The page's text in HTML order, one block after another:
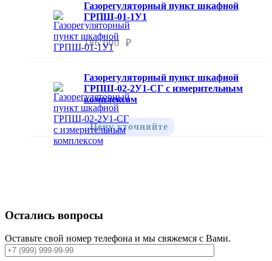
Газорегуляторный пункт шкафной
ГРПШ-01-1У1
186 000 ₽
Газорегуляторный пункт шкафной
ГРПШ-02-2У1-СГ с измерительным
комплексом
Цену уточняйте
Остались вопросы
Оставьте свой номер телефона и мы свяжемся с Вами.